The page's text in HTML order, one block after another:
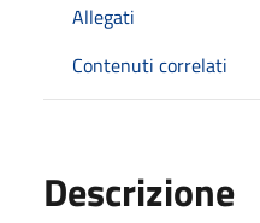
Allegati
Contenuti correlati
Descrizione